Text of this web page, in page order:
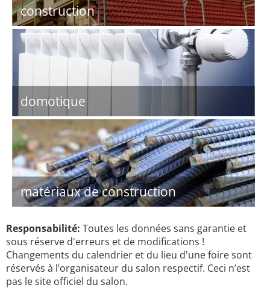
construction
domotique
matériaux de construction
Responsabilité: Toutes les données sans garantie et
sous réserve d'erreurs et de modifications !
Changements du calendrier et du lieu d'une foire sont
réservés à l’organisateur du salon respectif. Ceci n’est
pas le site officiel du salon.